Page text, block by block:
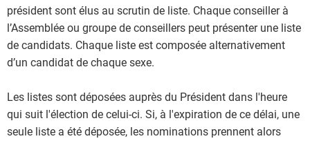
président sont élus au scrutin de liste. Chaque conseiller à
l’Assemblée ou groupe de conseillers peut présenter une liste
de candidats. Chaque liste est composée alternativement
d’un candidat de chaque sexe.
Les listes sont déposées auprès du Président dans l'heure
qui suit l'élection de celui-ci. Si, à l'expiration de ce délai, une
seule liste a été déposée, les nominations prennent alors